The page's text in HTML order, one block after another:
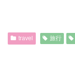
travel 旅行